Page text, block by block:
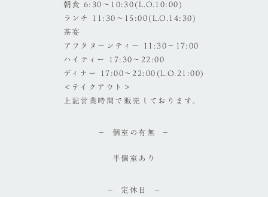
朝食 6:30～10:30(L.O.10:00)
ランチ 11:30～15:00(L.O.14:30)
茶宴
アフタヌーンティー 11:30～17:00
ハイティー 17:30～22:00
ディナー 17:00～22:00(L.O.21:00)
＜テイクアウト＞
上記営業時間で販売しております。
個室の有無
半個室あり
定休日